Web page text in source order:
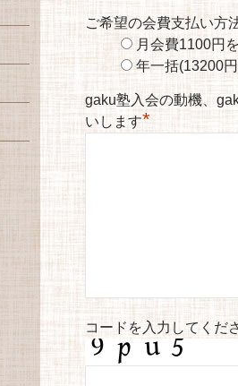
ご希望の会費支払い方
月会費1100円
年一括(13200
gaku塾入会の動機、
いします*
コードを入力してくだ